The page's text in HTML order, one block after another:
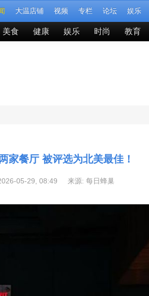
大温店铺 视频 专栏 论坛 娱乐
美食 健康 娱乐 时尚 教育
家餐厅 被评选为北美最佳！
05-29, 08:49 来源: 每日蜂巢